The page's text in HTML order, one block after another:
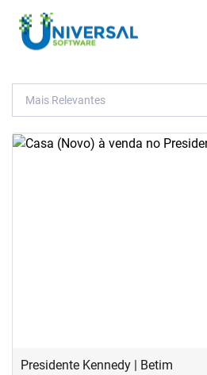
<
Presidente Kennedy | Betim